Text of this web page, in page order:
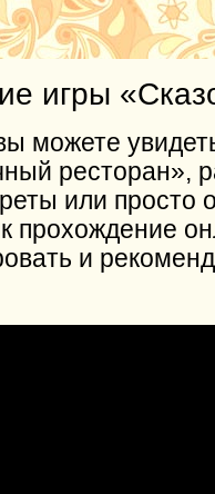
игры
можете
ресторан»,
или просто
прохождение
и